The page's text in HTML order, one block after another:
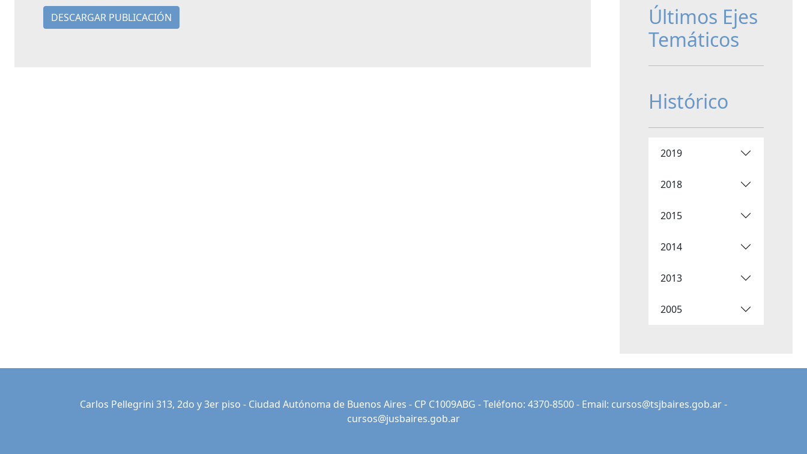
DESCARGAR PUBLICACIÓN
Últimos Ejes
Temáticos
Histórico
2019
2018
2015
2014
2013
2005
Carlos Pellegrini 313, 2do y 3er piso - Ciudad Autónoma de Buenos Aires - CP C1009ABG - Teléfono: 4370-8500 - Email: cursos@tsjbaires.gob.ar-
cursos@jusbaires.gob.ar